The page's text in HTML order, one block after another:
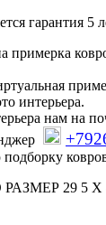
гарантия 5
интерьера.
нам на
29 5 Х